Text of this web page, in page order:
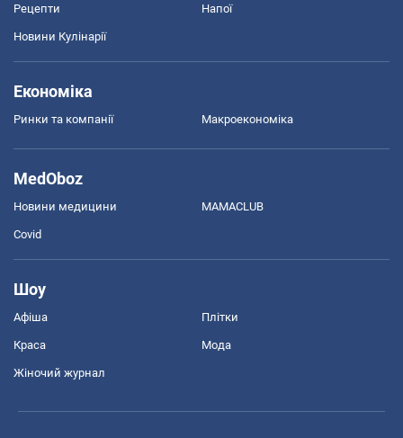
Рецепти Напої
Новини Кулінарії
Економіка
Ринки та компанії Макроекономіка
MedOboz
Новини медицини MAMACLUB
Covid
Шоу
Афіша Плітки
Краса Мода
Жіночий журнал